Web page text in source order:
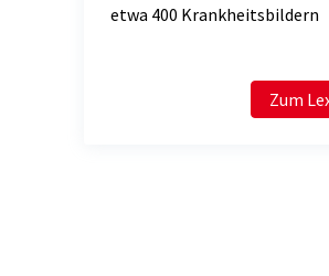
etwa 400 Krankheitsbildern
Zum